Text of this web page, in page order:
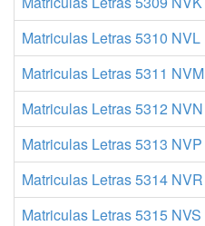
Matriculas Letras 5310 NVL
Matriculas Letras 5311 NVM
Matriculas Letras 5312 NVN
Matriculas Letras 5313 NVP
Matriculas Letras 5314 NVR
Matriculas Letras 5315 NVS